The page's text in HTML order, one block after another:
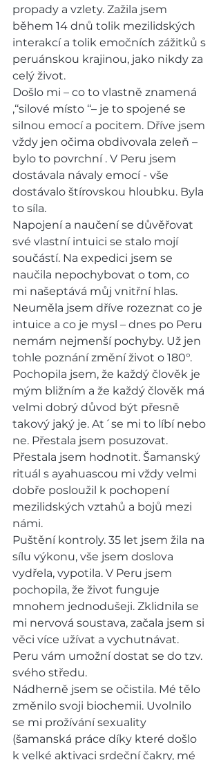
propady a vzlety. Zažila jsem
během 14 dnů tolik mezilidských
interakcí a tolik emočních zážitků s
peruánskou krajinou, jako nikdy za
celý život.
Došlo mi – co to vlastně znamená
‚‘‘silové místo ‘‘– je to spojené se
silnou emocí a pocitem. Dříve jsem
vždy jen očima obdivovala zeleň –
bylo to povrchní . V Peru jsem
dostávala návaly emocí - vše
dostávalo štírovskou hloubku. Byla
to síla.
Napojení a naučení se důvěřovat
své vlastní intuici se stalo mojí
součástí. Na expedici jsem se
naučila nepochybovat o tom, co
mi našeptává můj vnitřní hlas.
Neuměla jsem dříve rozeznat co je
intuice a co je mysl – dnes po Peru
nemám nejmenší pochyby. Už jen
tohle poznání změní život o 180°.
Pochopila jsem, že každý člověk je
mým bližním a že každý člověk má
velmi dobrý důvod být přesně
takový jaký je. At´se mi to líbí nebo
ne. Přestala jsem posuzovat.
Přestala jsem hodnotit. Šamanský
rituál s ayahuascou mi vždy velmi
dobře posloužil k pochopení
mezilidských vztahů a bojů mezi
námi.
Puštění kontroly. 35 let jsem žila na
sílu výkonu, vše jsem doslova
vydřela, vypotila. V Peru jsem
pochopila, že život funguje
mnohem jednodušeji. Zklidnila se
mi nervová soustava, začala jsem si
věci více užívat a vychutnávat.
Peru vám umožní dostat se do tzv.
svého středu.
Nádherně jsem se očistila. Mé tělo
změnilo svoji biochemii. Uvolnilo
se mi prožívání sexuality
(šamanská práce díky které došlo
k velké aktivaci srdeční čakry, mé